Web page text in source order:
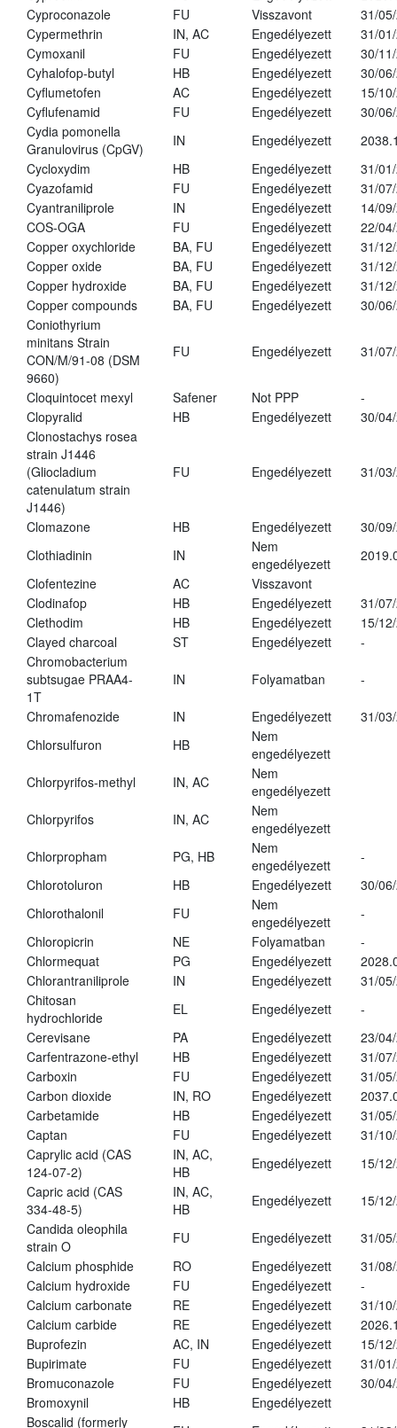
Cyproconazole
FU Visszavont
31/
Cypermethrin
IN, AC Engedélyezett
31/
Cymoxanil
FU Engedélyezett
30/
Cyhalofop-butyl
HB Engedélyezett
30/
Cyflumetofen
AC Engedélyezett
15/
Cyflufenamid
FU Engedélyezett
30/
Cydia pomonella
Granulovirus (CpGV)
IN Engedélyezett
Cycloxydim
HB Engedélyezett
31/
Cyazofamid
FU Engedélyezett
31/
Cyantraniliprole
IN Engedélyezett
14/
COS-OGA
FU Engedélyezett
22/
Copper oxychloride
BA, FU Engedélyezett
31/
Copper oxide
BA, FU Engedélyezett
31/
Copper hydroxide
BA, FU Engedélyezett
31/
Copper compounds
BA, FU Engedélyezett
30/
Coniothyrium
minitans Strain
CON/M/91-08 (DSM
9660)
FU Engedélyezett 31/
Cloquintocet mexyl Safener Not PPP
-
Clopyralid
HB Engedélyezett
30/
Clonostachys rosea
strain J1446
(Gliocladium
catenulatum strain
J1446)
FU Engedélyezett 31/
Clomazone HB Engedélyezett
30/
Clothiadinin
IN
Nem
engedélyezett
Clofentezine
AC
Visszavont
Clodinafop
HB Engedélyezett
31/
Clethodim
HB Engedélyezett
15/
Clayed charcoal
ST Engedélyezett
-
Chromobacterium
subtsugae PRAA4-
1T
IN Folyamatban -
Chromafenozide IN Engedélyezett
31/
Chlorsulfuron
HB
Nem
engedélyezett
Chlorpyrifos-methyl
IN, AC
Nem
engedélyezett
Chlorpyrifos
IN, AC
Nem
engedélyezett
Chlorpropham
PG, HB
Nem
engedélyezett
-
Chlorotoluron
HB Engedélyezett
30/
Chlorothalonil
FU
Nem
engedélyezett
-
Chloropicrin
NE Folyamatban
-
Chlormequat
PG Engedélyezett
Chlorantraniliprole
IN Engedélyezett
31/
Chitosan
hydrochloride
EL Engedélyezett
-
Cerevisane
PA Engedélyezett
23/
Carfentrazone-ethyl
HB Engedélyezett
31/
Carboxin
FU Engedélyezett
31/
Carbon dioxide
IN, RO Engedélyezett
Carbetamide
HB Engedélyezett
31/
Captan
FU Engedélyezett
31/
Caprylic acid (CAS
124-07-2)
IN, AC,
HB
Engedélyezett
15/
Capric acid (CAS
334-48-5)
IN, AC,
HB
Engedélyezett
15/
Candida oleophila
strain O
FU Engedélyezett
31/
Calcium phosphide
RO Engedélyezett
31/
Calcium hydroxide
FU Engedélyezett
-
Calcium carbonate
RE Engedélyezett
31/
Calcium carbide
RE Engedélyezett
Buprofezin
AC, IN Engedélyezett
15/
Bupirimate
FU Engedélyezett
31/
Bromuconazole
FU Engedélyezett
30/
Bromoxynil
HB
Engedélyezett
Boscalid (formerly